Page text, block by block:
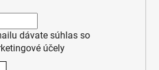
dávate súhlas so
účely